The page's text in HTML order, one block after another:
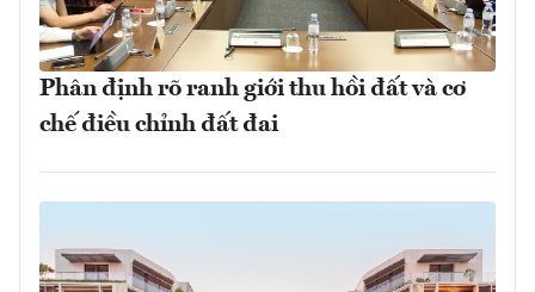
Phân định rõ ranh giới thu hồi đất và cơ
chế điều chỉnh đất đai